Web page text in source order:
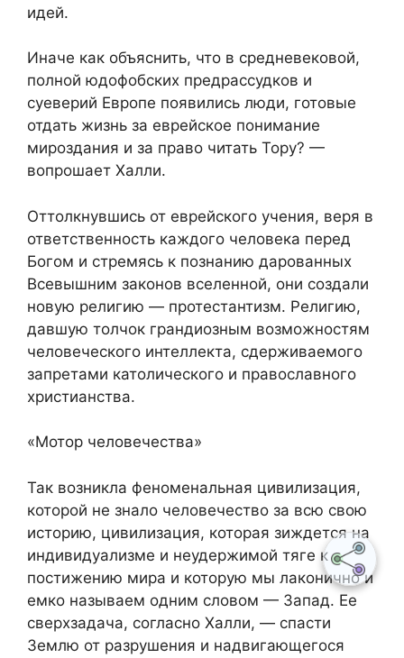
идей.
Иначе как объяснить, что в средневековой,
полной юдофобских предрассудков и
суеверий Европе появились люди, готовые
отдать жизнь за еврейское понимание
мироздания и за право читать Тору? —
вопрошает Халли.
Оттолкнувшись от еврейского учения, веря в
ответственность каждого человека перед
Богом и стремясь к познанию дарованных
Всевышним законов вселенной, они создали
новую религию — протестантизм. Религию,
давшую толчок грандиозным возможностям
человеческого интеллекта, сдерживаемого
запретами католического и православного
христианства.
«Мотор человечества»
Так возникла феноменальная цивилизация,
которой не знало человечество за всю свою
историю, цивилизация, которая зиждется на
индивидуализме и неудержимой тяге к
постижению мира и которую мы лаконично и
емко называем одним словом — Запад. Ее
сверхзадача, согласно Халли, — спасти
Землю от разрушения и надвигающегося